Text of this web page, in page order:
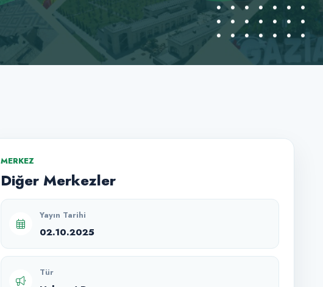
MERKEZ
Diğer Merkezler
Yayın Tarihi
02.10.2025
Tür